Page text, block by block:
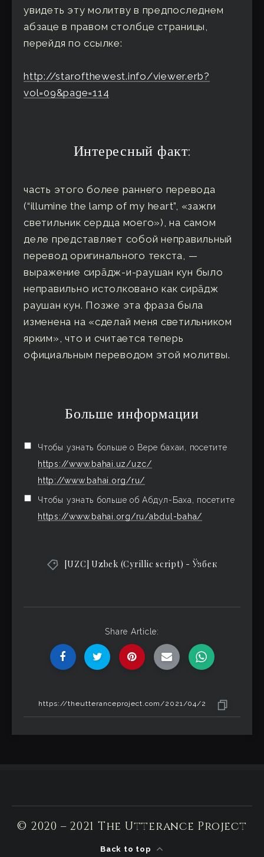
увидеть эту молитву в предпоследнем
абзаце в правом столбце страницы,
перейдя по ссылке:
http://starofthewest.info/viewer.erb?
vol=09&page=114
Интересный факт:
часть этого более раннего перевода
(“illumine the lamp of my heart”, «зажги
светильник сердца моего»), на самом
деле представляет собой неправильный
перевод оригинального текста, —
выражение сирāдж-и-раушан кун было
неправильно истолковано как сирāдж
раушан кун. Позже эта фраза была
изменена на «сделай меня светильником
ярким», что и считается теперь
официальным переводом этой молитвы.
Больше информации
Чтобы узнать больше о Вере бахаи, посетите
https://www.bahai.uz/uzc/
http://www.bahai.org/ru/
Чтобы узнать больше об Абдул-Баха, посетите
https://www.bahai.org/ru/abdul-baha/
[UZC] Uzbek (Cyrillic script) - Ўзбек
Share Article:
© 2020 – 2021 The Utterance Project
Back to top